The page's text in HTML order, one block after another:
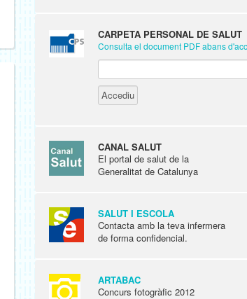
CARPETA PERSONAL DE SALUT
Consulta el document PDF abans
CANAL SALUT
El portal de salut de la
Generalitat de Catalunya
SALUT I ESCOLA
Contacta amb la teva infermera
de forma confidencial.
ARTABAC
Concurs fotogràfic 2012